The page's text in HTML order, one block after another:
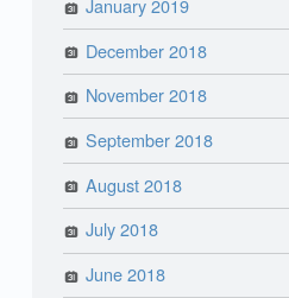
January 2019
December 2018
November 2018
September 2018
August 2018
July 2018
June 2018